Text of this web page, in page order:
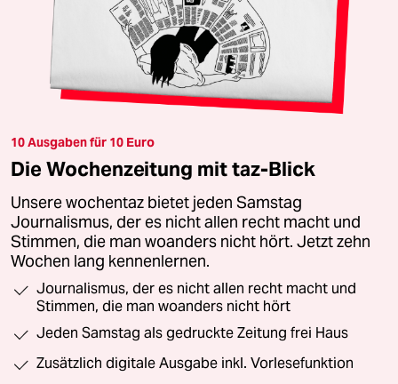
10 Ausgaben für 10 Euro
Die Wochenzeitung mit taz-Blick
Unsere wochentaz bietet jeden Samstag
Journalismus, der es nicht allen recht macht und
Stimmen, die man woanders nicht hört. Jetzt zehn
Wochen lang kennenlernen.
Journalismus, der es nicht allen recht macht und
Stimmen, die man woanders nicht hört
Jeden Samstag als gedruckte Zeitung frei Haus
Zusätzlich digitale Ausgabe inkl. Vorlesefunktion